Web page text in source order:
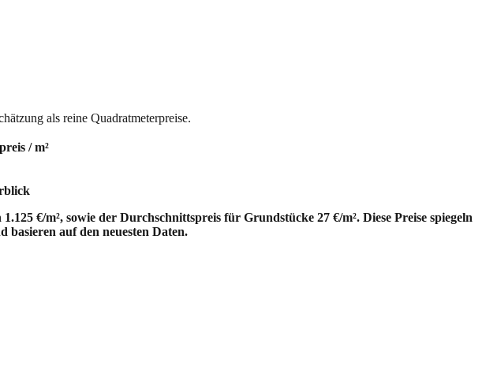
als reine Quadratmeterpreise.
/ m²
€/m², sowie der Durchschnittspreis für Grundstücke 27 €/m². Diese Preise spiegeln
auf den neuesten Daten.